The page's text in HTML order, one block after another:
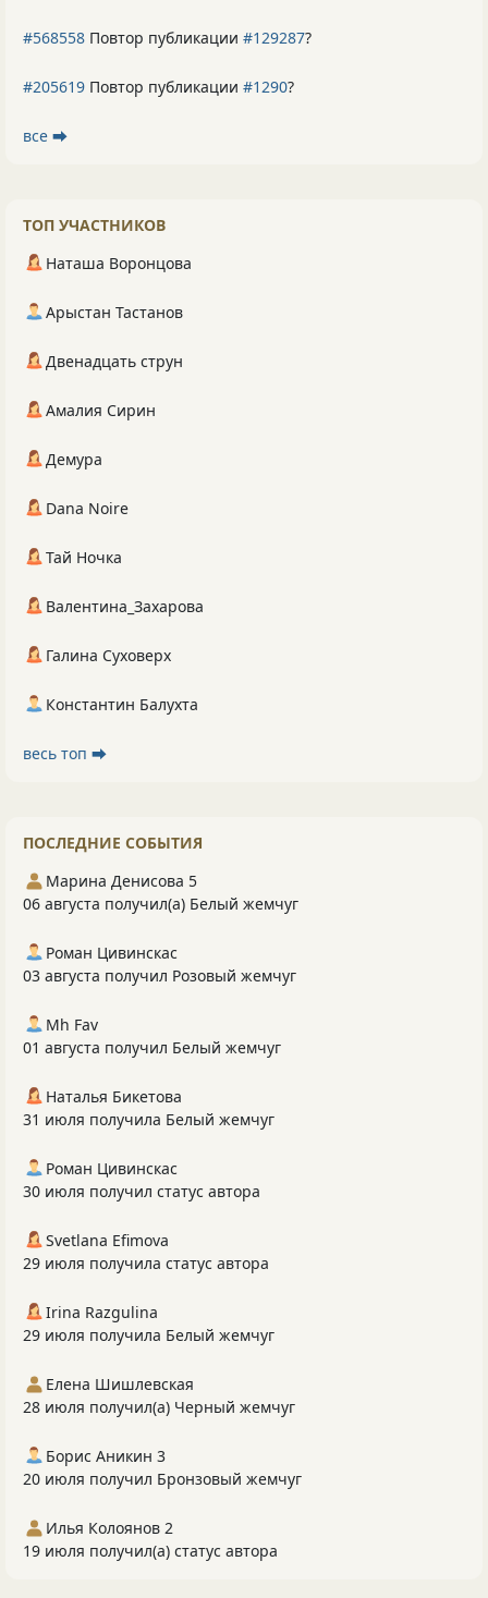
#568558 Повтор публикации #129287?
#205619 Повтор публикации #1290?
все ⮕
ТОП УЧАСТНИКОВ
Наташа Воронцова
Арыстан Тастанов
Двенадцать струн
Амалия Сирин
Демура
Dana Noire
Тай Ночка
Валентина_Захарова
Галина Суховерх
Константин Балухта
весь топ ⮕
ПОСЛЕДНИЕ СОБЫТИЯ
Марина Денисова 5
06 августа получил(а) Белый жемчуг
Роман Цивинскас
03 августа получил Розовый жемчуг
Mh Fav
01 августа получил Белый жемчуг
Наталья Бикетова
31 июля получила Белый жемчуг
Роман Цивинскас
30 июля получил статус автора
Svetlana Efimova
29 июля получила статус автора
Irina Razgulina
29 июля получила Белый жемчуг
Елена Шишлевская
28 июля получил(а) Черный жемчуг
Борис Аникин 3
20 июля получил Бронзовый жемчуг
Илья Колоянов 2
19 июля получил(а) статус автора